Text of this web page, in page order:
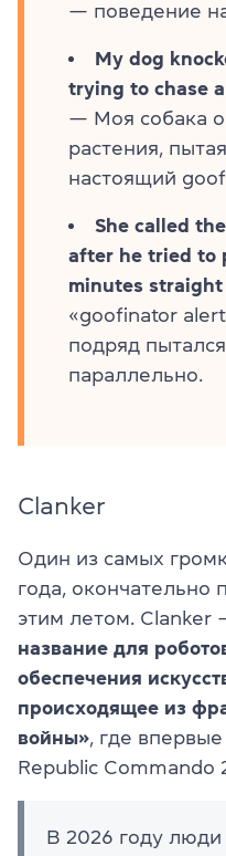
— поведение
My dog
trying to chase
— Моя собака
растения,
настоящий
She called
after he tried to
minutes
«goofinator
подряд
параллельно.
Clanker
Один из самых
года,
этим летом. Clanker
название для
обеспечения
происходящее из
войны», где
Republic Commando
В 2026 году люди